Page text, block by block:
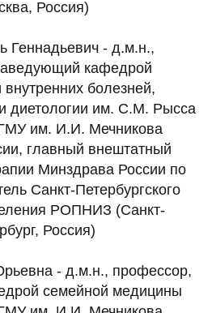
Россия)
Геннадьевич - д.м.н.,
кафедрой
внутренних болезней,
и диетологии им. С.М. Рысса
им. И.И. Мечникова
главный внештатный
Минздрава России по
Санкт-Петербургского
РОПНИЗ (Санкт-
Россия)
- д.м.н., профессор,
семейной медицины